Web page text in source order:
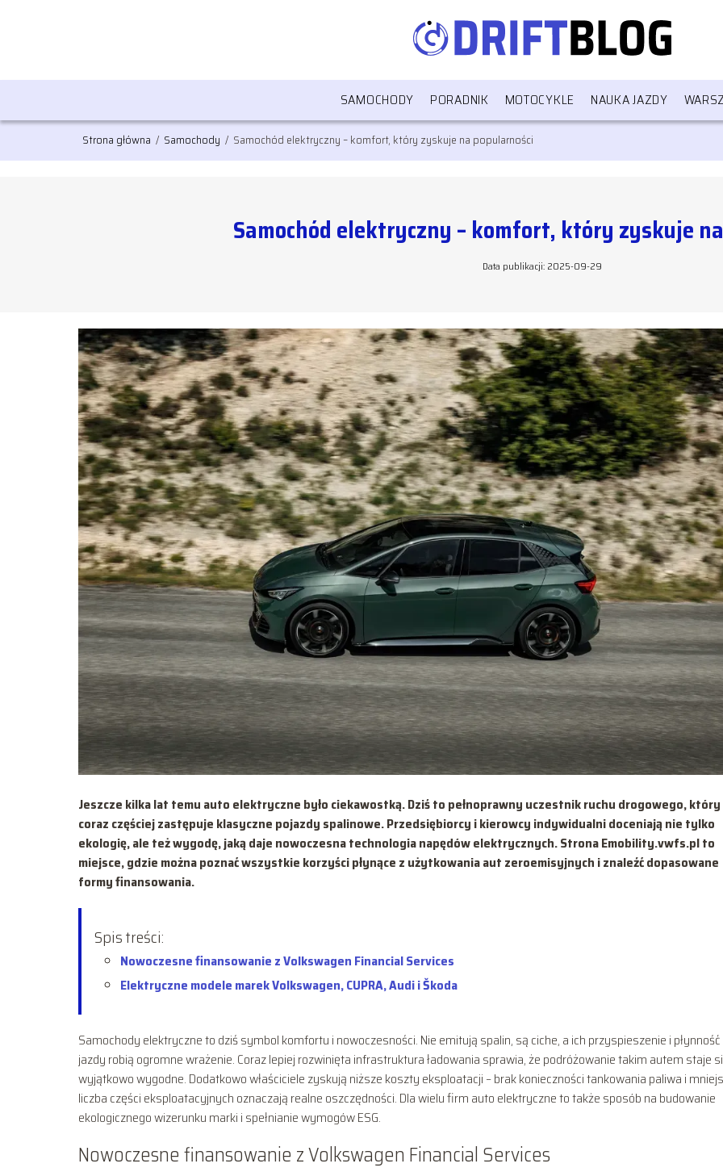
SAMOCHODY PORADNIK MOTOCYKLE NAUKA JAZDY
Strona główna / Samochody / Samochód elektryczny – komfort, który zyskuje na popularności
Samochód elektryczny – komfort, który zyskuje
Data publikacji: 2025-09-29
Jeszcze kilka lat temu auto elektryczne było ciekawostką. Dziś to pełnoprawny uczestnik ruchu drogowego, który
coraz częściej zastępuje klasyczne pojazdy spalinowe. Przedsiębiorcy i kierowcy indywidualni doceniają nie tylko
ekologię, ale też wygodę, jaką daje nowoczesna technologia napędów elektrycznych. Strona Emobility.vwfs.pl to
miejsce, gdzie można poznać wszystkie korzyści płynące z użytkowania aut zeroemisyjnych i znaleźć dopasowane
formy finansowania.
Spis treści:
Nowoczesne finansowanie z Volkswagen Financial Services
Elektryczne modele marek Volkswagen, CUPRA, Audi i Škoda
Samochody elektryczne to dziś symbol komfortu i nowoczesności. Nie emitują spalin, są ciche, a ich przyspieszenie i płynność
jazdy robią ogromne wrażenie. Coraz lepiej rozwinięta infrastruktura ładowania sprawia, że podróżowanie takim autem staje
wyjątkowo wygodne. Dodatkowo właściciele zyskują niższe koszty eksploatacji – brak konieczności tankowania paliwa i
liczba części eksploatacyjnych oznaczają realne oszczędności. Dla wielu firm auto elektryczne to także sposób na budowanie
ekologicznego wizerunku marki i spełnianie wymogów ESG.
Nowoczesne finansowanie z Volkswagen Financial Services